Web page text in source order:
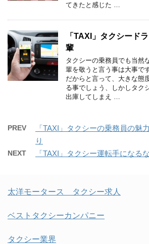
てきたと感じた …
「TAXI」タクシード
輩
タクシーの乗務員でも当然
輩を敬うと言う事は大事で
だからと言って、大きな態
る事でしょう、しかしタク
出庫してしまえ …
PREV
「TAXI」タクシーの乗務員の
り
NEXT 「TAXI」タクシー運転手になる
太洋モータース タクシー求人
ベストタクシーカンパニー
タクシー業界